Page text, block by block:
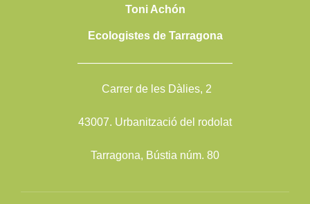
Toni Achón
Ecologistes de Tarragona
——————————————
Carrer de les Dàlies, 2
43007. Urbanització del rodolat
Tarragona, Bústia núm. 80